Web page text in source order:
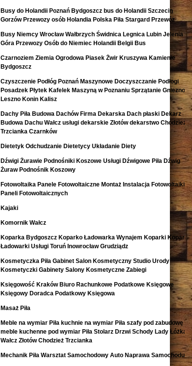
Busy do Holandii Poznań Bydgoszcz bus do Holandii Szczecin
Gorzów Przewozy osób Holandia Polska Piła Stargard Przewóz
Busy Niemcy Wrocław Wałbrzych Świdnica Legnica Lubin Jelenia
Góra Przewozy Osób do Niemiec Holandii Belgii Bus
Czarnoziem Ziemia Ogrodowa Piasek Żwir Kruszywa Kamienie
Bydgoszcz
Czyszczenie Podłóg Poznań Maszynowe Doczyszczanie Podłogi
Posadzek Płytek Kafelek Maszyną w Poznaniu Sprzątanie Gniezno
Leszno Konin Kalisz
Dachy Piła Budowa Dachów Firma Dekarska Dach płaski Dekarz
Budowa Dachu Wałcz usługi dekarskie Złotów dekarstwo Chodzież
Trzcianka Czarnków
Dietetyk Odchudzanie Dietetycy Układanie Diety
Dźwigi Żurawie Podnośniki Koszowe Usługi Dźwigowe Piła Dźwig
Żuraw Podnośnik Koszowy
Fotowoltaika Panele Fotowoltaiczne Montaż Instalacja Fotowoltaiki
Paneli Fotowoltaicznych
Kajaki
Komornik Wałcz
Koparka Bydgoszcz Koparko Ładowarka Wynajem Koparki Koparko
Ładowarki Usługi Toruń Inowrocław Grudziądz
Kosmetyczka Piła Gabinet Salon Kosmetyczny Studio Urody
Kosmetyczki Gabinety Salony Kosmetyczne Zabiegi
Księgowość Kraków Biuro Rachunkowe Podatkowe Księgowe
Księgowy Doradca Podatkowy Księgowa
Masaż Piła
Meble na wymiar Piła kuchnie na wymiar Piła szafy pod zabudowę
meble kuchenne pod wymiar Piła Stolarz Drzwi Schody Lady Łóżka
Wałcz Złotów Chodzież Trzcianka
Mechanik Piła Warsztat Samochodowy Auto Naprawa Samochodu